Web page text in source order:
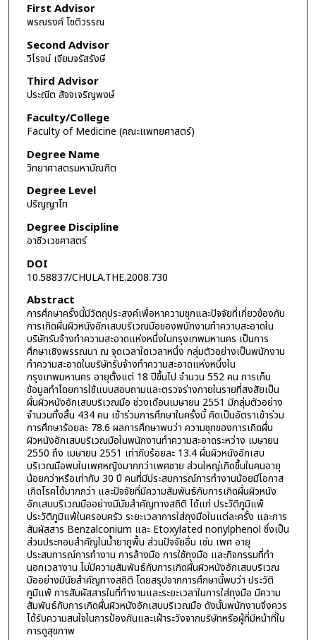
First Advisor
พรณรงค์ โชติวรรณ
Second Advisor
วิโรจน์ เจียมจรัสรังษี
Third Advisor
ประณีต สัจจเจริญพงษ์
Faculty/College
Faculty of Medicine (คณะแพทยศาสตร์)
Degree Name
วิทยาศาสตรมหาบัณฑิต
Degree Level
ปริญญาโท
Degree Discipline
อาชีวเวชศาสตร์
DOI
10.58837/CHULA.THE.2008.730
Abstract
การศึกษาครั้งนี้มีวัตถุประสงค์เพื่อหาความชุกและปัจจัยที่เกี่ยวข้องกับ
การเกิดผื่นผิวหนังอักเสบบริเวณมือของพนักงานทำความสะอาดใน
บริษัทรับจ้างทำความสะอาดแห่งหนึ่งในกรุงเทพมหานคร เป็นการ
ศึกษาเชิงพรรณนา ณ จุดเวลาใดเวลาหนึ่ง กลุ่มตัวอย่างเป็นพนักงาน
ทำความสะอาดในบริษัทรับจ้างทำความสะอาดแห่งหนึ่งใน
กรุงเทพมหานคร อายุตั้งแต่ 18 ปีขึ้นไป จำนวน 552 คน การเก็บ
ข้อมูลทำโดยการใช้แบบสอบถามและตรวจร่างกายในรายที่สงสัยเป็น
ผื่นผิวหนังอักเสบบริเวณมือ ช่วงเดือนเมษายน 2551 มีกลุ่มตัวอย่าง
จำนวนทั้งสิ้น 434 คน เข้าร่วมการศึกษาในครั้งนี้ คิดเป็นอัตราเข้าร่วม
การศึกษาร้อยละ 78.6 ผลการศึกษาพบว่า ความชุกของการเกิดผื่น
ผิวหนังอักเสบบริเวณมือในพนักงานทำความสะอาดระหว่าง เมษายน
2550 ถึง เมษายน 2551 เท่ากับร้อยละ 13.4 ผื่นผิวหนังอักเสบ
บริเวณมือพบในเพศหญิงมากกว่าเพศชาย ส่วนใหญ่เกิดขึ้นในคนอายุ
น้อยกว่าหรือเท่ากับ 30 ปี คนที่มีประสบการณ์การทำงานน้อยมีโอกาส
เกิดโรคได้มากกว่า และปัจจัยที่มีความสัมพันธ์กับการเกิดผื่นผิวหนัง
อักเสบบริเวณมืออย่างมีนัยสำคัญทางสถิติ ได้แก่ ประวัติภูมิแพ้
ประวัติภูมิแพ้ในครอบครัว ระยะเวลาการใส่ถุงมือในแต่ละครั้ง และการ
สัมผัสสาร Benzalconium และ Etoxylated nonylphenol ซึ่งเป็น
ส่วนประกอบสำคัญในน้ำยาถูพื้น ส่วนปัจจัยอื่น เช่น เพศ อายุ
ประสบการณ์การทำงาน การล้างมือ การใช้ถุงมือ และกิจกรรมที่ทำ
นอกเวลางาน ไม่มีความสัมพันธ์กับการเกิดผื่นผิวหนังอักเสบบริเวณ
มืออย่างมีนัยสำคัญทางสถิติ โดยสรุปจากการศึกษานี้พบว่า ประวัติ
ภูมิแพ้ การสัมผัสสารในที่ทำงานและระยะเวลาในการใส่ถุงมือ มีความ
สัมพันธ์กับการเกิดผื่นผิวหนังอักเสบบริเวณมือ ดังนั้นพนักงานจึงควร
ได้รับความสนใจในการป้องกันและเฝ้าระวังจากบริษัทหรือผู้ที่มีหน้าที่ใน
การดูสุขภาพ